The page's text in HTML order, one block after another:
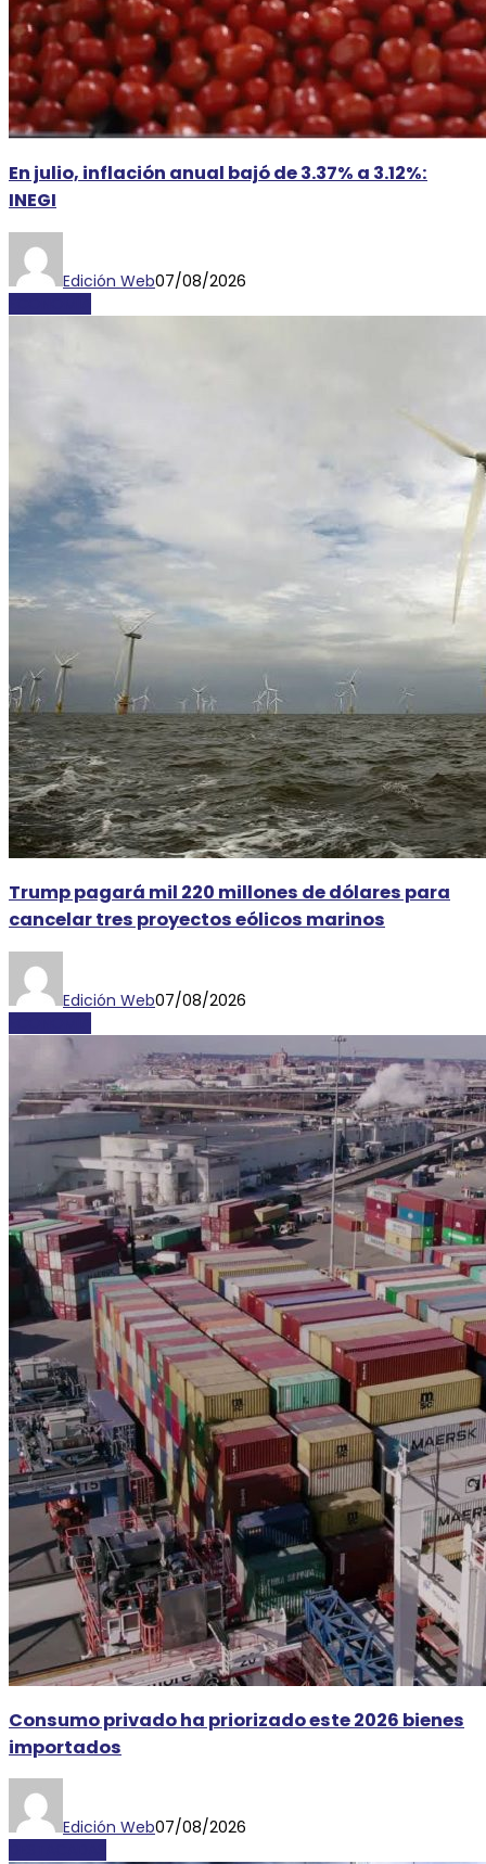
En julio, inflación anual bajó de 3.37% a 3.12%:
INEGI
Edición Web07/08/2026
Trump pagará mil 220 millones de dólares para
cancelar tres proyectos eólicos marinos
Edición Web07/08/2026
Consumo privado ha priorizado este 2026 bienes
importados
Edición Web07/08/2026